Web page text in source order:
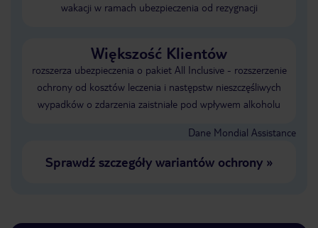
wakacji w ramach ubezpieczenia od rezygnacji
Większość Klientów
rozszerza ubezpieczenia o pakiet All Inclusive - rozszerzenie
ochrony od kosztów leczenia i następstw nieszczęśliwych
wypadków o zdarzenia zaistniałe pod wpływem alkoholu
Dane Mondial Assistance
Sprawdź szczegóły wariantów ochrony»